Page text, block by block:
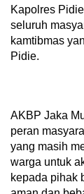
Kapolres
seluruh
kamtibmas
Pidie.
AKBP Jaka
peran
yang masih
warga untuk
kepada pihak